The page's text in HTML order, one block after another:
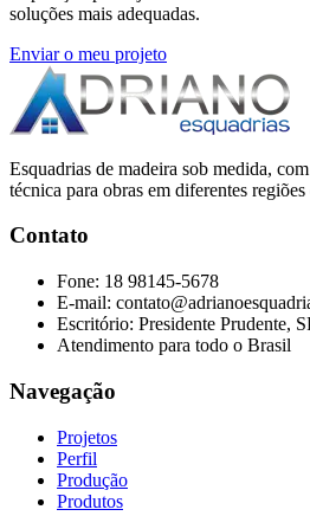
soluções mais adequadas.
Enviar o meu projeto
Esquadrias de madeira sob medida,
técnica para obras em diferentes
Contato
Fone: 18 98145-5678
E-mail:
Escritório: Presidente Prudente,
Atendimento para todo o Brasil
Navegação
Projetos
Perfil
Produção
Produtos